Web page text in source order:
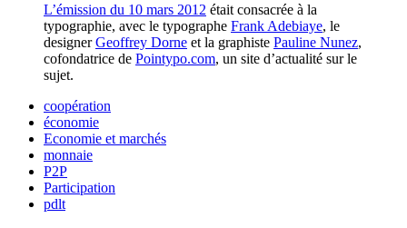
L’émission du 10 mars 2012 était consacrée à la
typographie, avec le typographe Frank Adebiaye, le
designerGeoffrey Dorne et la graphiste Pauline Nunez,
cofondatrice de Pointypo.com, un site d’actualité sur le
sujet.
coopération
économie
Economie et marchés
monnaie
P2P
Participation
pdlt